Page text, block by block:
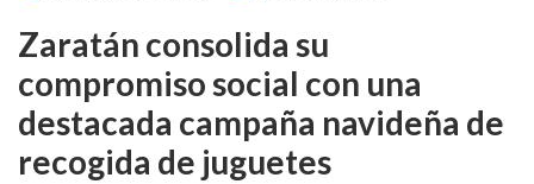
Zaratán consolida su
compromiso social con una
destacada campaña navideña de
recogida de juguetes